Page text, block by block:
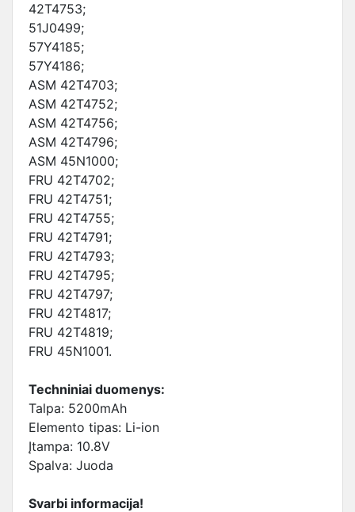
42T4753;
51J0499;
57Y4185;
57Y4186;
ASM 42T4703;
ASM 42T4752;
ASM 42T4756;
ASM 42T4796;
ASM 45N1000;
FRU 42T4702;
FRU 42T4751;
FRU 42T4755;
FRU 42T4791;
FRU 42T4793;
FRU 42T4795;
FRU 42T4797;
FRU 42T4817;
FRU 42T4819;
FRU 45N1001.
Techniniai duomenys:
Talpa: 5200mAh
Elemento tipas: Li-ion
Įtampa: 10.8V
Spalva: Juoda
Svarbi informacija!